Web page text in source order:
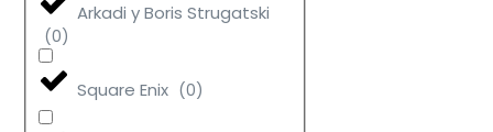
Arkadi y Boris Strugatski
(0)
Square Enix (0)